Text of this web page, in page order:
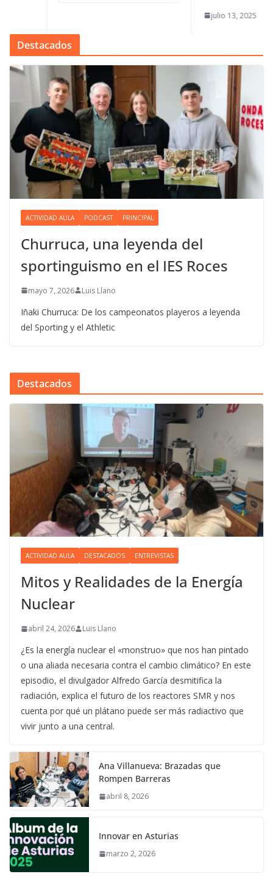
julio 13, 2025
Destacados
ACTIVIDAD AULA PODCAST PRINCIPAL
Churruca, una leyenda del
sportinguismo en el IES Roces
mayo 7, 2026 Luis Llano
Iñaki Churruca: De los campeonatos playeros a leyenda
del Sporting y el Athletic
Destacados
ACTIVIDAD AULA DESTACADOS ENTREVISTAS
Mitos y Realidades de la Energía
Nuclear
abril 24, 2026 Luis Llano
¿Es la energía nuclear el «monstruo» que nos han pintado
o una aliada necesaria contra el cambio climático? En este
episodio, el divulgador Alfredo García desmitifica la
radiación, explica el futuro de los reactores SMR y nos
cuenta por qué un plátano puede ser más radiactivo que
vivir junto a una central.
Ana Villanueva: Brazadas que
Rompen Barreras
abril 8, 2026
Innovar en Asturias
marzo 2, 2026